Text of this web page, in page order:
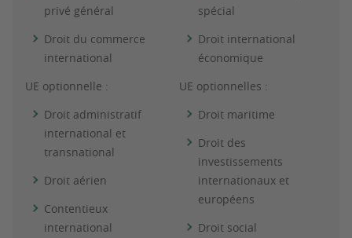
privé général
Droit du commerce
international
UE optionnelle :
Droit administratif
international et
transnational
Droit aérien
Contentieux
international
spécial
Droit international
économique
UE optionnelles :
Droit maritime
Droit des
investissements
internationaux et
européens
Droit social